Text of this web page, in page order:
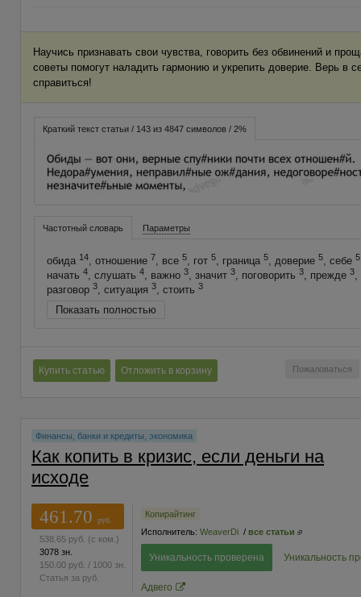
Научись признавать свои чувства, говорить без обвинений и
советы помогут наладить гармонию и укрепить доверие. Верь в
справиться!
Краткий текст статьи / 143 из 4847 символов / 2%
Частотный словарь Параметры
обида 14, отношение 7 , все 5, гот 5, граница 5, доверие 5, себе 5
начать 4, слушать 4, важно 3, значит 3, поговорить 3, прежде 3,
разговор 3, ситуация 3, стоить 3
Показать полностью
Пожаловаться
Купить статью Отложить в корзину
Финансы, банки и кредиты, экономика
Как копить в кризис, если деньги на
исходе
461.70
руб.
538.65 руб. (с ком.)
3078 зн.
150.00 руб. / 1000 зн.
Статья за руб.
Копирайтинг
Исполнитель: WeaverDi / все статьи
Уникальность проверена Уникальность
Адвего